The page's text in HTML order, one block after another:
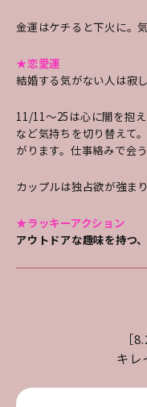
金運はケチると下火に。
★恋愛運
結婚する気がない人は寂
11/11～25は心に闇を抱
など気持ちを切り替えて
がります。 仕事絡みで会
カップルは独占欲が強ま
★ラッキーアクション
アウトドアな趣味を持つ
［
キレ